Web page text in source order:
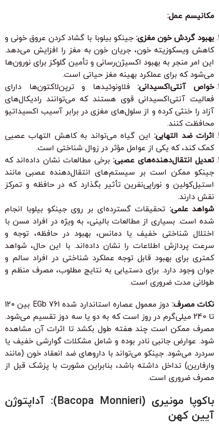
مکانیسم عمل:
بهبود گردش خون مغزی: جینکو بیلوبا با گشاد کردن عروق خونی و
کاهش ویسکوزیته خون، جریان خون به مغز را افزایش می‌دهد.
این امر منجر به بهبود اکسیژن‌رسانی و تأمین گلوکز برای نورون‌ها
می‌شود که برای عملکرد بهینه مغز حیاتی است.
خواص آنتی‌اکسیدانی:فلاونوئیدها و ترپن‌لاکتون‌ها دارای
فعالیت آنتی‌اکسیدانی قوی هستند که می‌توانند رادیکال‌های
آزاد را خنثی کرده و از سلول‌های مغزی در برابر آسیب اکسیداتیو
محافظت کنند.
اثرات ضد التهابی:این گیاه می‌تواند به کاهش التهاب عصبی
کمک کند، که یکی از عوامل مؤثر در زوال شناختی است.
تعدیل انتقال‌دهنده‌های عصبی:برخی مطالعات نشان داده‌اند که
جینکو ممکن است بر سیستم‌های انتقال‌دهنده عصبی مانند
استیل‌کولین و نوراپی‌نفرین تأثیر بگذارد که در حافظه و تمرکز
نقش دارند.
شواهد علمی: تحقیقات گسترده‌ای بر روی جینکو بیلوبا انجام
شده است. بسیاری از مطالعات بالینی، به ویژه در افراد مسن با
اختلال شناختی خفیف یا دمانس، بهبود در حافظه، توجه و
سرعت پردازش اطلاعات را نشان داده‌اند. با این حال، شواهد
کمتری برای بهبود قابل توجه عملکرد شناختی در افراد سالم و
جوان وجود دارد. برای دستیابی به نتایج مطلوب، مصرف منظم و
طولانی مدت ضروری است.
نکات مصرف:
دوز معمول عصاره استاندارد شده EGb 761 بین 120
تا 240 میلی‌گرم در روز است که به دو یا سه دوز تقسیم می‌شود.
مصرف ممکن است چند هفته طول بکشد تا اثرات آن مشاهده
شود. عوارض جانبی نادر بوده و شامل مشکلات گوارشی خفیف یا
سردرد می‌شود. جینکو می‌تواند با داروهای ضد انعقاد خون (مانند
وارفارین) تداخل داشته باشد، بنابراین مشورت با پزشک قبل از
مصرف ضروری است.
باکوپا مونیری (Bacopa Monnieri): آداپتوژن
آیین کهن